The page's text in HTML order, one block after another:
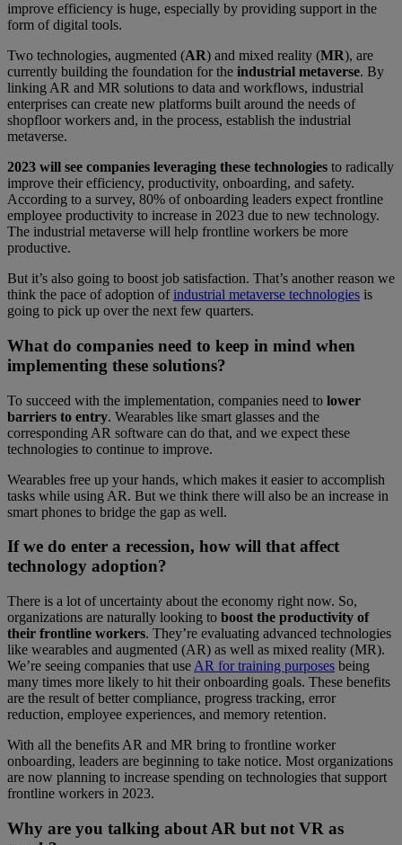
improve efficiency is huge, especially by providing support in the
form of digital tools.
Two technologies, augmented (AR) and mixed reality (MR), are
currently building the foundation for the industrial metaverse. By
linking AR and MR solutions to data and workflows, industrial
enterprises can create new platforms built around the needs of
shopfloor workers and, in the process, establish the industrial
metaverse.
2023 will see companies leveraging these technologies to radically
improve their efficiency, productivity, onboarding, and safety.
According to a survey, 80% of onboarding leaders expect frontline
employee productivity to increase in 2023 due to new technology.
The industrial metaverse will help frontline workers be more
productive.
But it’s also going to boost job satisfaction. That’s another reason we
think the pace of adoption of industrial metaverse technologies is
going to pick up over the next few quarters.
What do companies need to keep in mind when
implementing these solutions?
To succeed with the implementation, companies need to lower
barriers to entry. Wearables like smart glasses and the
corresponding AR software can do that, and we expect these
technologies to continue to improve.
Wearables free up your hands, which makes it easier to accomplish
tasks while using AR. But we think there will also be an increase in
smart phones to bridge the gap as well.
If we do enter a recession, how will that affect
technology adoption?
There is a lot of uncertainty about the economy right now. So,
organizations are naturally looking to boost the productivity of
their frontline workers. They’re evaluating advanced technologies
like wearables and augmented (AR) as well as mixed reality (MR).
We’re seeing companies that use AR for training purposes being
many times more likely to hit their onboarding goals. These benefits
are the result of better compliance, progress tracking, error
reduction, employee experiences, and memory retention.
With all the benefits AR and MR bring to frontline worker
onboarding, leaders are beginning to take notice. Most organizations
are now planning to increase spending on technologies that support
frontline workers in 2023.
Why are you talking about AR but not VR as